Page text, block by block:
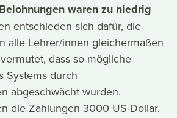
waren zu niedrig
entschieden sich dafür, die
alle Lehrer/innen gleichermaßen
dass so mögliche
Systems durch
abgeschwächt wurden.
die Zahlungen 3000 US-Dollar,